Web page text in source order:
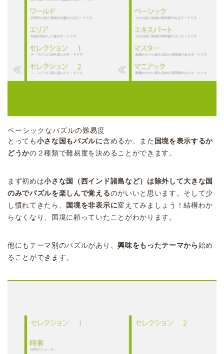
ベーシックなパズルの難易度
とっても 小さな国もパズルに含めるか、また 国境を表示するか
どうかの２種類で難易度を決めることができます。
まず初めは小さな国（西インド諸島など）は除外して大きな国
のみでパズルを楽しんで覚えるのがいいと思います。そして少
し慣れてきたら、
国境を非表示に変えてみましょう！結構わか
らなくなり、国境に頼っていたことがわかります。
他にもテーマ別のパズルがあり、興味をもったテーマから始め
ることができます。